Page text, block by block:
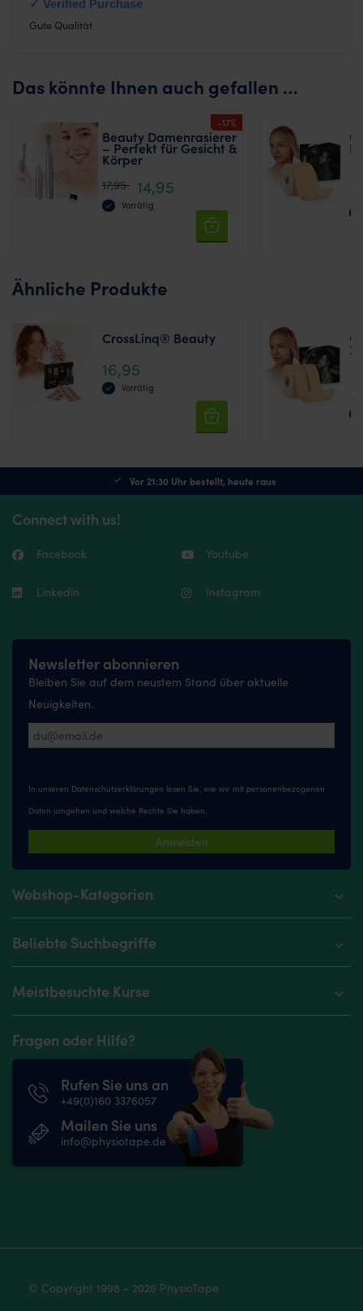
Gute Qualität
Das könnte Ihnen auch gefallen …
-17%
Beauty Damenrasierer
– Perfekt für Gesicht &
Körper
17,95 14,95
Vorrätig
Ähnliche Produkte
CrossLinq® Beauty
16,95
Vorrätig
mit
Vor 21:30 Uhr bestellt, heute raus
Connect with us!
Facebook Youtube
Linkedin Instagram
Newsletter abonnieren
Bleiben Sie auf dem neustem Stand über aktuelle
Neuigkeiten.
In unseren Datenschutzerklärungen lesen Sie, wie wir mit personenbezogenen
Daten umgehen und welche Rechte Sie haben.
Anmelden
Webshop-Kategorien
Beliebte Suchbegriffe
Meistbesuchte Kurse
Fragen oder Hilfe?
Rufen Sie uns an
+49(0)160 3376057
Mailen Sie uns
info@physiotape.de
© Copyright 1998 - 2026 PhysioTape